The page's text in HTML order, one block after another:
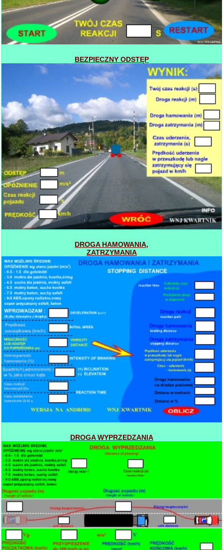
BEZPIECZNY ODSTĘP
DROGA HAMOWANIA,
ZATRZYMANIA
DROGA WYPRZEDZANIA